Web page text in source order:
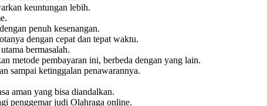
keuntungan lebih.
penuh kesenangan.
dengan cepat dan tepat waktu.
bermasalah.
metode pembayaran ini, berbeda dengan yang lain.
sampai ketinggalan penawarannya.
aman yang bisa diandalkan.
penggemar judi Olahraga online.